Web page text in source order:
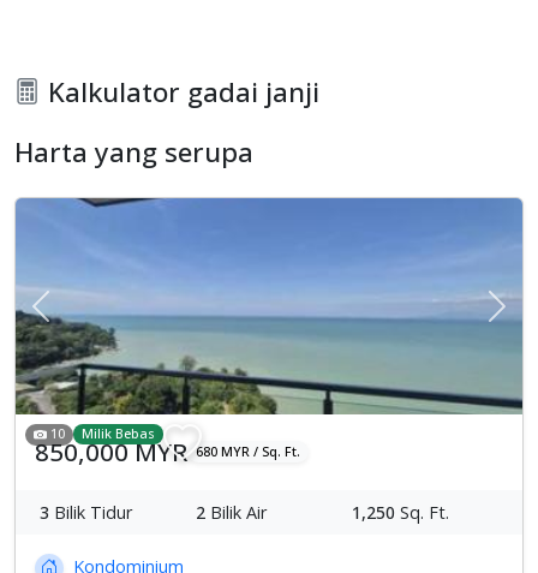
Kalkulator gadai janji
Harta yang serupa
Previous
10 Milik Bebas
850,000 MYR 680 MYR / Sq. Ft.
3 Bilik Tidur 2 Bilik Air 1,250 Sq. Ft.
Kondominium